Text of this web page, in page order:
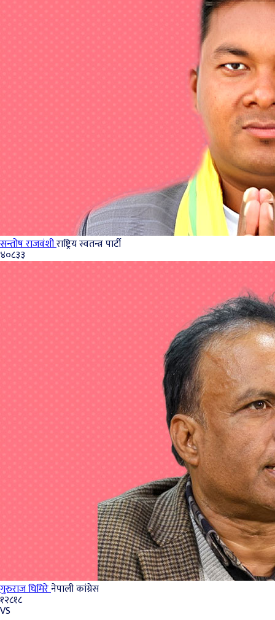
सन्तोष राजवंशीराष्ट्रिय स्वतन्त्र पार्टी
४०८३३
गुरुराज घिमिरेनेपाली कांग्रेस
१२८१८
VS